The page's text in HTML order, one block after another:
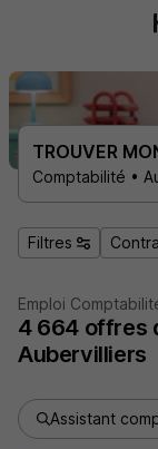
TROUVER
Comptabilité •
Filtres
Emploi
4 664 offres
Aubervilliers
Assistant